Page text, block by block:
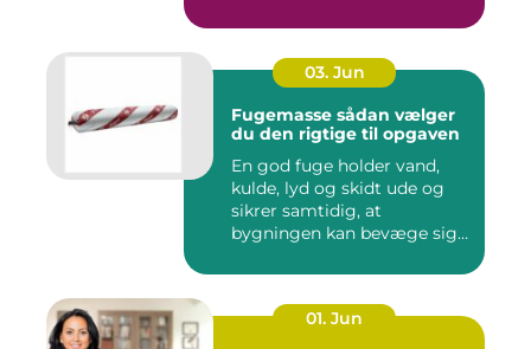
03. Jun
Fugemasse sådan vælger
du den rigtige til opgaven
En god fuge holder vand,
kulde, lyd og skidt ude og
sikrer samtidig, at
bygningen kan bevæge sig
01. Jun